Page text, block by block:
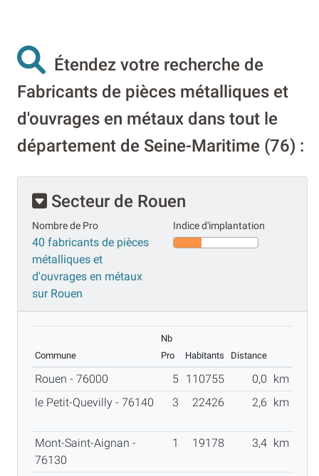
Étendez votre recherche de
Fabricants de pièces métalliques et
d'ouvrages en métaux dans tout le
département de Seine-Maritime (76) :
Secteur de Rouen
Nombre de Pro
40 fabricants de pièces
métalliques et
d'ouvrages en métaux
sur Rouen
Indice d'implantation
Commune
Nb
Pro
Habitants Distance
Rouen - 76000 5 110755 0,0
km
le Petit-Quevilly - 76140
3 22426 2,6 km
Mont-Saint-Aignan -
76130
1 19178 3,4 km